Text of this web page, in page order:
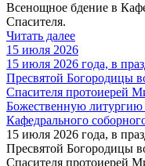
Всенощное бдение в
Спасителя.
Читать далее
15 июля 2026
15 июля 2026 года, в
Пресвятой Богородицы
Спасителя протоиерей
Божественную
Кафедрального
15 июля 2026 года, в
Пресвятой Богородицы
Спасителя протоиерей